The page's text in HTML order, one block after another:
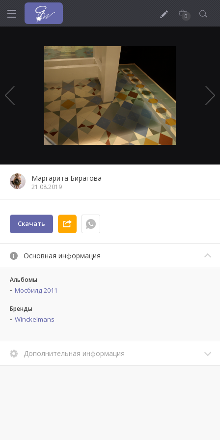
0
Маргарита Бирагова
21.08.2019
Скачать
Основная информация
Альбомы
Мосбилд 2011
Бренды
Winckelmans
Дополнительная информация